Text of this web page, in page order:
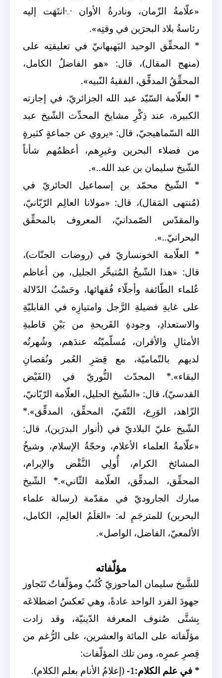
«علّامةُ الزّمان، ونادرةُ الأوان
".."انتَهَت إليه
رئاسةُ بلاد البحرَين في وقتِه».
* المحقِّق الوحيد البَهبهانيّ في تعليقتِه على
(منهج المقال)، قال: «هو الفاضلُ الكامل،
المحقِّقُ المدقِّق، الفقيهُ النّبيه».
* العلّامة السّيّد عبد الله الجزائريّ، في إجازته
الكبيرة، عند ذِكْرِ مشايخ المحدِّث الشّيخ عبد
الله السّماهيجيّ، قال: «يروي عن جماعةٍ كثيرةٍ
من فضلاء البحرين وغيرِهم، أعظمُهم شأناً
الشّيخ سليمان بن عبد الله..».
* الشّيخ محمّد بن إسماعيل الحائريّ في
(مُنتهى المَقال)، قال: «مولانا العالِم الرّبّانيّ،
والمقدّس الصّمدانيّ، المعروف بالمحقِّق
البحرانيّ..».
* العلّامة الخونساريّ في (روضات الجنّات)،
قال: «هذا الشّيخُ المُتبحِّر الجليل، مِن أعاظم
عُلماء الطّائفة وأجلّاء فُقهائها، وحَسْبُ الدّلالة
على غايةِ فضيلةِ الرَّجل وامتيازِه في القابليّةِ
والاستعدادِ، وجودةِ القَريحةِ من بَيْنِ قاطبةِ
الأمثالِ والأقران، مُسلّميّتُه عندَهم، وشُهرتُه
لديهم بالتّماميّة، مع قِصَرِ العُمر ونُقصانِ
البقاء».* المحدّث النُّوريّ في (الفَيْض
القدسيّ)، قال: «الشّيخ الجليل، العلّامة الرّبّانيّ،
الزّاهد، الوَرِع، التّقيّ، المحقِّق، المدقِّق».*
الشّيخ عليّ البلاديّ في (أنوار البدرَين)، قال:
«علّامةُ العلماء الأعلام، وحجّةُ الإسلام، وشيخُ
المشائخ الكرام، أُولِي النَّقْض والإبرام،
المحقِّق، المدقِّق، العلّامة الثّاني».* الشّيخ
مبارك الجاروديّ في مقدّمة (رسالة علماء
البحرين) للمترجَمِ له: «العَلَمُ العالِم، الكامل،
الألمعيّ، الفاضل، الواصل».
مؤلّفاته
للشَّيخ سليمان الماحوزيّ كُتُبٌ ومؤلّفاتٌ تَتَجاوز
جهودَ الفرد الواحد عادةً، وهي تَعكسُ اضطلاعَه
بِشتَّى صُنوف المعرفة الدّينيّة، وقد زادت
مؤلّفاته على المائة والعشرين، على الرُّغم من
قِصرِ عمرِه، ومن تلك المؤلّفات:
* في علم الكلام:1
-(إعلامُ الأنام بعلم الكلام).